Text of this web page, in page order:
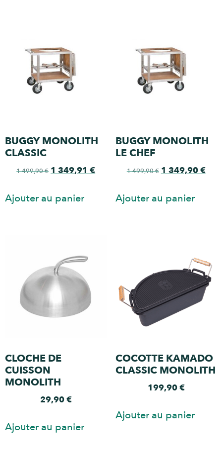
BUGGY MONOLITH
CLASSIC
1 499,90€ 1 349,91€
Ajouter au panier
BUGGY MONOLITH
LE CHEF
1 499,90€ 1 349,90€
Ajouter au panier
CLOCHE DE
CUISSON
MONOLITH
29,90€
Ajouter au panier
COCOTTE KAMADO
CLASSIC MONOLITH
199,90€
Ajouter au panier